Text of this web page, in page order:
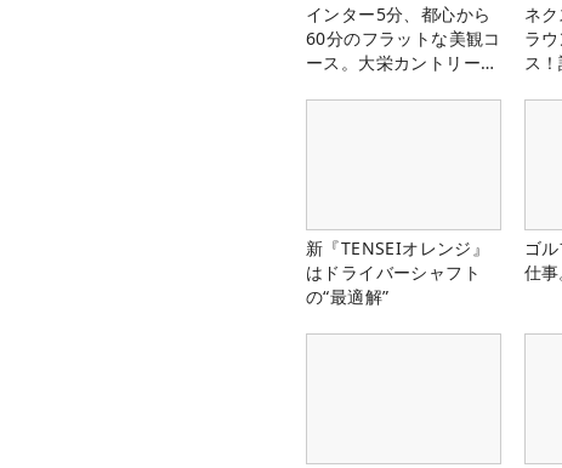
インター5分、都心から
60分のフラットな美観コ
ース。大栄カントリー俱
ネ
ラ
ス
新『TENSEIオレンジ』
はドライバーシャフト
の“最適解”
ゴ
仕